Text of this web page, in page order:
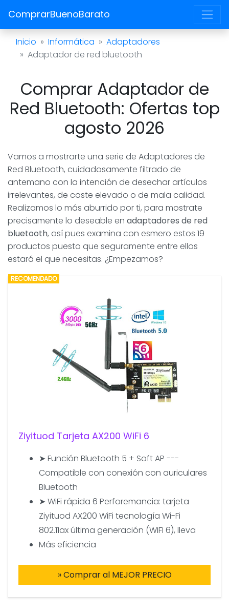
ComprarBuenoBarato
Inicio Informática
Adaptadores
Adaptador de red bluetooth
Comprar Adaptador de
Red Bluetooth: Ofertas top
agosto 2026
Vamos a mostrarte una serie de Adaptadores de
Red Bluetooth, cuidadosamente filtrado de
antemano con la intención de desechar artículos
irrelevantes, de coste elevado o de mala calidad.
Realizamos lo más aburrido por ti, para mostrate
precisamente lo deseable en adaptadores de red
bluetooth, así pues examina con esmero estos 19
productos puesto que seguramente entre ellos
estará el que necesitas. ¿Empezamos?
RECOMENDADO
Ziyituod Tarjeta AX200 WiFi 6
➤ Función Bluetooth 5 + Soft AP ---
Compatible con conexión con auriculares
Bluetooth
➤ WiFi rápida 6 Perforemancia: tarjeta
Ziyituod AX200 WiFi tecnología Wi-Fi
802.11ax última generación (WIFI 6), lleva
Más eficiencia
» Comprar al MEJOR PRECIO